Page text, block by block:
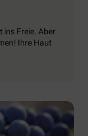
ins Freie. Aber
Ihre Haut